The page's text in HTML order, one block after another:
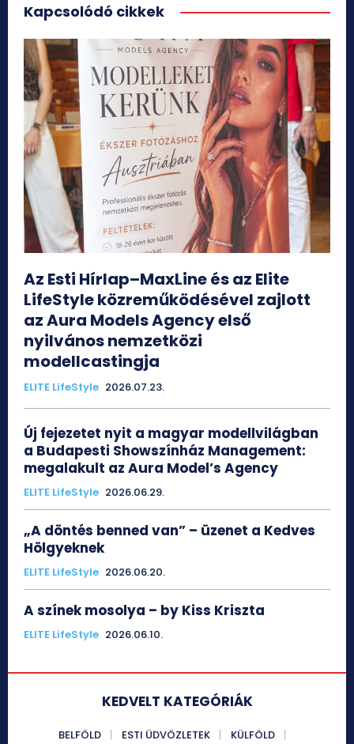
Kapcsolódó cikkek
Az Esti Hírlap–MaxLine és az Elite
LifeStyle közreműködésével zajlott
az Aura Models Agency első
nyilvános nemzetközi
modellcastingja
ELITE LifeStyle 2026.07.23.
Új fejezetet nyit a magyar modellvilágban
a Budapesti Showszínház Management:
megalakult az Aura Model’s Agency
ELITE LifeStyle 2026.06.29.
„A döntés benned van” – üzenet a Kedves
Hölgyeknek
ELITE LifeStyle 2026.06.20.
A színek mosolya – by Kiss Kriszta
ELITE LifeStyle 2026.06.10.
KEDVELT KATEGÓRIÁK
BELFÖLD ESTI ÜDVÖZLETEK
KÜLFÖLD